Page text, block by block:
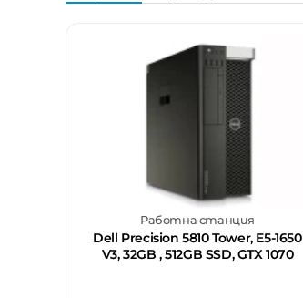
Работна станция
Dell Precision 5810 Tower, E5-1650
V3, 32GB , 512GB SSD, GTX 1070